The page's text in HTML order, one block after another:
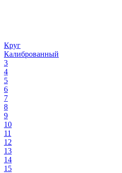
Круг
Калиброванный
3
4
5
6
7
8
9
10
11
12
13
14
15